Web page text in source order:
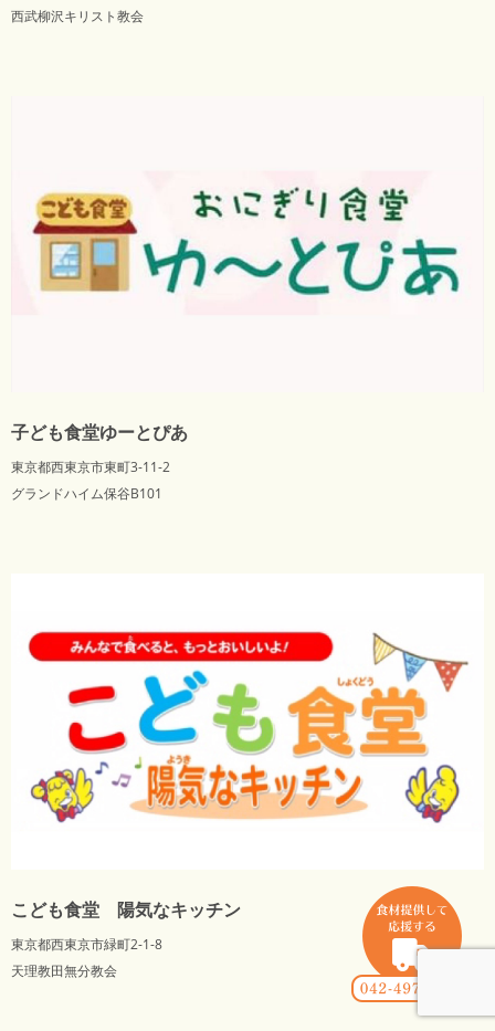
西武柳沢キリスト教会
子ども食堂ゆーとぴあ
東京都西東京市東町3-11-2
グランドハイム保谷B101
こども食堂 陽気なキッチン
東京都西東京市緑町2-1-8
天理教田無分教会